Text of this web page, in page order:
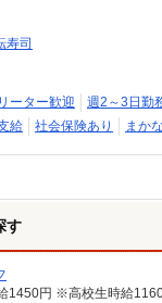
寿司
ーター歓迎 週2～3日勤
給 社会保険あり まか
す